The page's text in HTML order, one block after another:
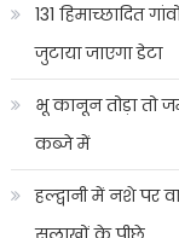
131 हिमाच्छादित
जुटाया जाएगा डेटा
भू कानून तोड़ा तो
कब्जे में
हल्द्वानी में नशे